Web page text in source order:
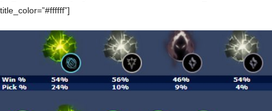
title_color=”#ffffff”]